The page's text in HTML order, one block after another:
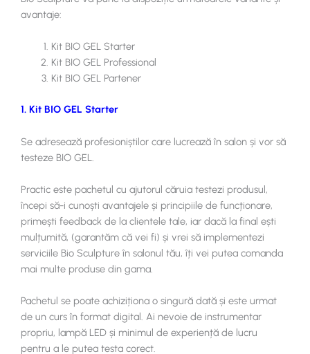
avantaje:
Kit BIO GEL Starter
Kit BIO GEL Professional
Kit BIO GEL Partener
1. Kit BIO GEL Starter
Se adresează profesioniștilor care lucrează în salon și vor să
testeze BIO GEL.
Practic este pachetul cu ajutorul căruia testezi produsul,
începi să-i cunoști avantajele și principiile de funcționare,
primești feedback de la clientele tale, iar dacă la final ești
mulțumită, (garantăm că vei fi) și vrei să implementezi
serviciile Bio Sculpture în salonul tău, îți vei putea comanda
mai multe produse din gama.
Pachetul se poate achiziționa o singură dată și este urmat
de un curs în format digital. Ai nevoie de instrumentar
propriu, lampă LED și minimul de experiență de lucru
pentru a le putea testa corect.